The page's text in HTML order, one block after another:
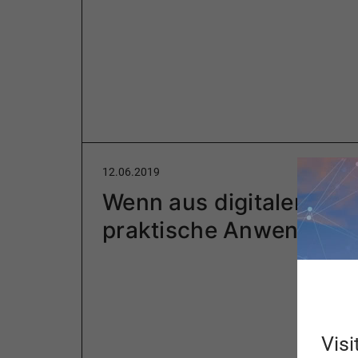
12.06.2019
Wenn aus digitaler
praktische Anwendung